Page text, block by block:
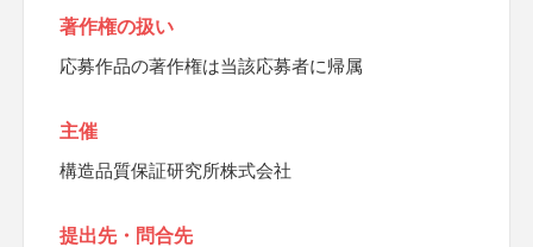
著作権の扱い
応募作品の著作権は当該応募者に帰属
主催
構造品質保証研究所株式会社
提出先・問合先